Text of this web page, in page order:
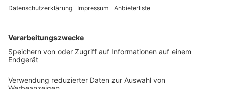
DEINE GEMERKTEN ARTIKEL
Du hast dir noch keine Artikel gemerkt